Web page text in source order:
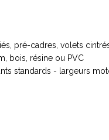
pré-cadres, volets
bois, résine ou PVC
standards - largeurs